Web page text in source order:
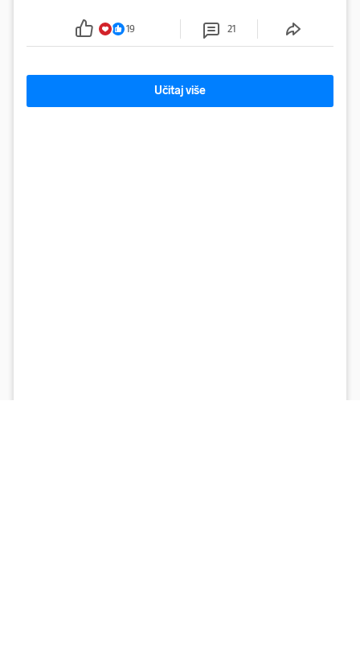
19 21
Učitaj više